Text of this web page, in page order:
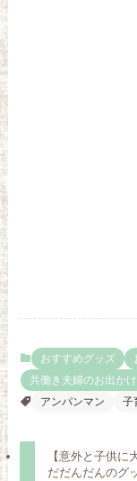
おすすめグッズ
共働き夫婦のお出かけ
アンパンマン
子
【意外と子供に
だだんだんのグ